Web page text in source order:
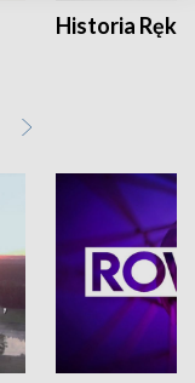
Historia Ręką